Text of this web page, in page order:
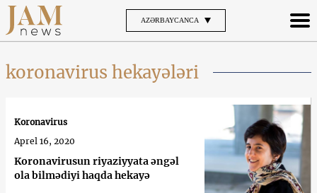
AZƏRBAYCANCA
koronavirus hekayələri
Koronavirusun riyaziyyata əngəl
ola bilmədiyi haqda hekayə
Koronavirus
Aprel 16, 2020